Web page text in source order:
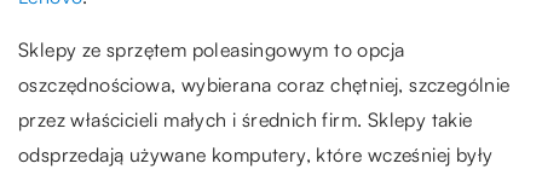
Sklepy ze sprzętem poleasingowym to opcja
oszczędnościowa, wybierana coraz chętniej, szczególnie
przez właścicieli małych i średnich firm. Sklepy takie
odsprzedają używane komputery, które wcześniej były